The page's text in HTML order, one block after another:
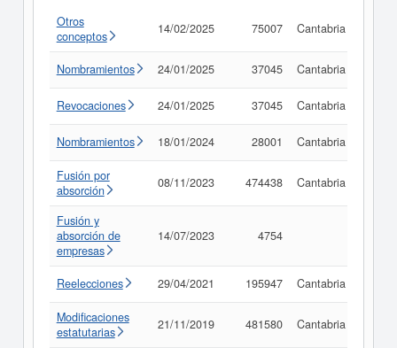
Otros
conceptos
14/02/2025 75007 Cantabria
Nombramientos 24/01/2025 37045 Cantabria
Revocaciones 24/01/2025 37045 Cantabria
Nombramientos 18/01/2024 28001 Cantabria
Fusión por
absorción
08/11/2023 474438 Cantabria
Fusión y
absorción de
empresas
14/07/2023 4754
Reelecciones 29/04/2021 195947 Cantabria
Modificaciones
estatutarias
21/11/2019 481580 Cantabria